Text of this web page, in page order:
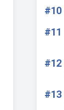
#10
#11
#12
#13